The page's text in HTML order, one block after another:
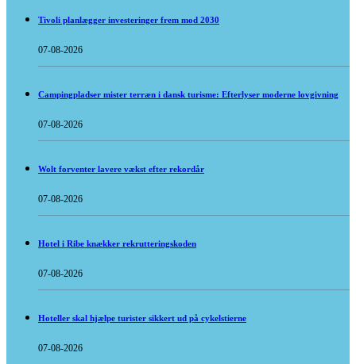
Tivoli planlægger investeringer frem mod 2030
07-08-2026
Campingpladser mister terræn i dansk turisme: Efterlyser moderne lovgivning
07-08-2026
Wolt forventer lavere vækst efter rekordår
07-08-2026
Hotel i Ribe knækker rekrutteringskoden
07-08-2026
Hoteller skal hjælpe turister sikkert ud på cykelstierne
07-08-2026